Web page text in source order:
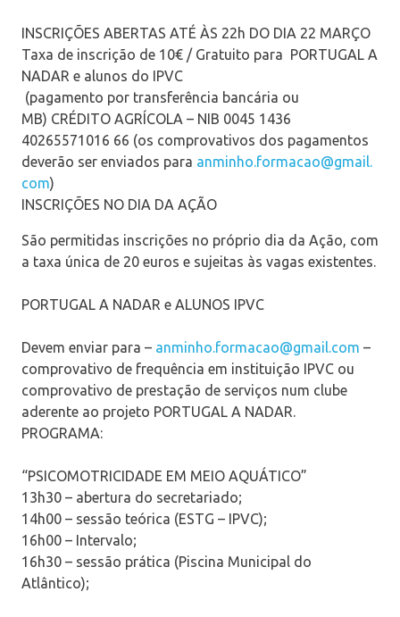
INSCRIÇÕES ABERTAS ATÉ ÀS 22h DO DIA 22 MARÇO
Taxa de inscrição de 10€ / Gratuito para PORTUGAL A
NADAR e alunos do IPVC
(pagamento por transferência bancária ou
MB) CRÉDITO AGRÍCOLA – NIB 0045 1436
40265571016 66 (os comprovativos dos pagamentos
deverão ser enviados para anminho.formacao@gmail.
com)
INSCRIÇÕES NO DIA DA AÇÃO
São permitidas inscrições no próprio dia da Ação, com
a taxa única de 20 euros e sujeitas às vagas existentes.
PORTUGAL A NADAR e ALUNOS IPVC
Devem enviar para – anminho.formacao@gmail.com –
comprovativo de frequência em instituição IPVC ou
comprovativo de prestação de serviços num clube
aderente ao projeto PORTUGAL A NADAR.
PROGRAMA:
“PSICOMOTRICIDADE EM MEIO AQUÁTICO”
13h30 – abertura do secretariado;
14h00 – sessão teórica (ESTG – IPVC);
16h00 – Intervalo;
16h30 – sessão prática (Piscina Municipal do
Atlântico);